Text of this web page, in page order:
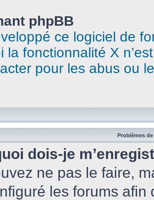
phpBB
ce logiciel de
la fonctionnalité X
pour les abus ou
Problèmes
dois-je
ne pas le faire,
les forums afin